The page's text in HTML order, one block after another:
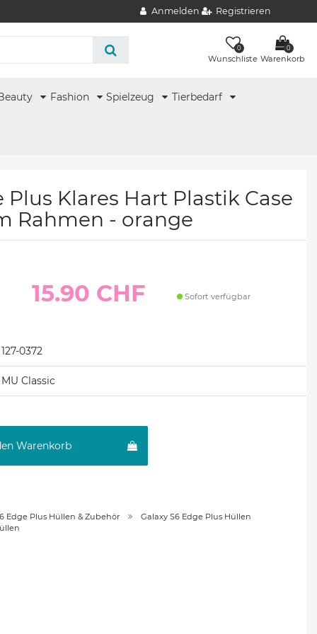
Anmelden Registrieren
0
Wunschliste
0
Warenkorb
Fashion Spielzeug Tierbedarf
Plus Klares Hart Plastik Case
Rahmen - orange
15.90 CHF Sofort verfügbar
127-0372
MU Classic
Warenkorb
Edge Plus Hüllen & Zubehör
Galaxy S6 Edge Plus Hüllen